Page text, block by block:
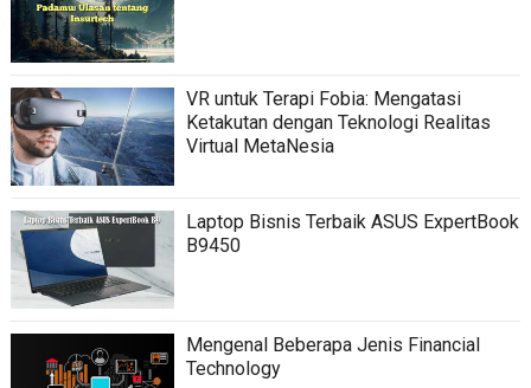
VR untuk Terapi Fobia: Mengatasi
Ketakutan dengan Teknologi Realitas
Virtual MetaNesia
Laptop Bisnis Terbaik ASUS ExpertBook
B9450
Mengenal Beberapa Jenis Financial
Technology